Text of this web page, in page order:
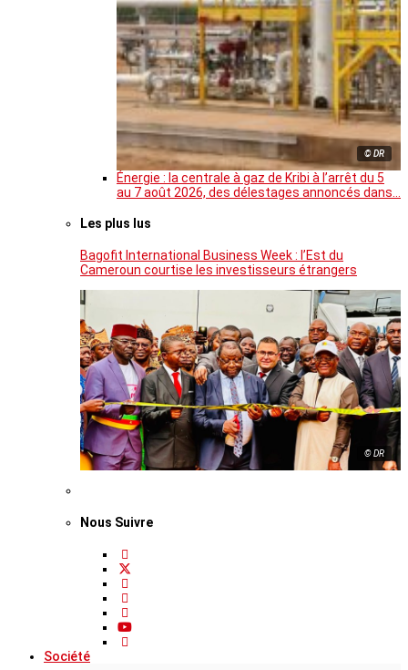
© DR
Énergie : la centrale à gaz de Kribi à l’arrêt du 5
au 7 août 2026, des délestages annoncés dans…
Les plus lus
Bagofit International Business Week : l’Est du
Cameroun courtise les investisseurs étrangers
© DR
Nous Suivre
Société